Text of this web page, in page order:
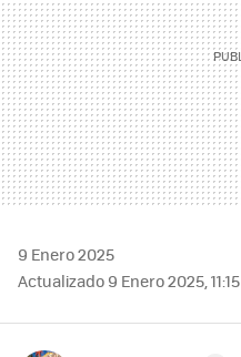
9 Enero 2025
Actualizado 9 Enero 2025, 11:15